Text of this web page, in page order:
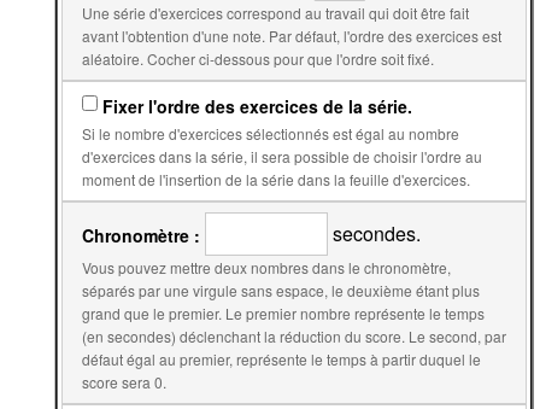
Une série d'exercices correspond au travail qui doit être fait
avant l'obtention d'une note. Par défaut, l'ordre des exercices est
aléatoire. Cocher ci-dessous pour que l'ordre soit fixé.
Fixer l'ordre des exercices de la série.
Si le nombre d'exercices sélectionnés est égal au nombre
d'exercices dans la série, il sera possible de choisir l'ordre au
moment de l'insertion de la série dans la feuille d'exercices.
Chronomètre : secondes.
Vous pouvez mettre deux nombres dans le chronomètre,
séparés par une virgule sans espace, le deuxième étant plus
grand que le premier. Le premier nombre représente le temps
(en secondes) déclenchant la réduction du score. Le second, par
défaut égal au premier, représente le temps à partir duquel le
score sera 0.